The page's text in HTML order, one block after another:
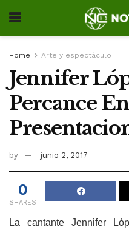
Home Arte y espectáculo
Jennifer
Percance
by junio 2, 2017
0
SHARES
La cantante Jennifer